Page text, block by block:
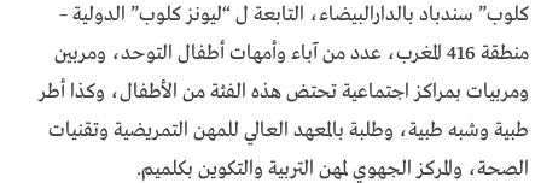
كلوب” سندباد بالدارالبيضاء، التابعة ل “ليونز كلوب” الدولية –
منطقة 416 المغرب، عدد من آباء وأمهات أطفال التوحد، ومربين
ومربيات بمراكز اجتماعية تحتض هذه الفئة من الأطفال، وكذا أطر
طبية وشبه طبية، وطلبة بالمعهد العالي للمهن التمريضية وتقنيات
الصحة، والمركز الجهوي لمهن التربية والتكوين بكلميم.